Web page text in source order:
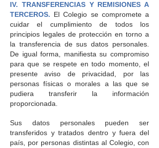
IV. TRANSFERENCIAS Y REMISIONES A
TERCEROS. El Colegio se compromete a
cuidar el cumplimiento de todos los
principios legales de protección en torno a
la transferencia de sus datos personales.
De igual forma, manifiesta su compromiso
para que se respete en todo momento, el
presente aviso de privacidad, por las
personas físicas o morales a las que se
pudiera transferir la información
proporcionada.
Sus datos personales pueden ser
transferidos y tratados dentro y fuera del
país, por personas distintas al Colegio, con